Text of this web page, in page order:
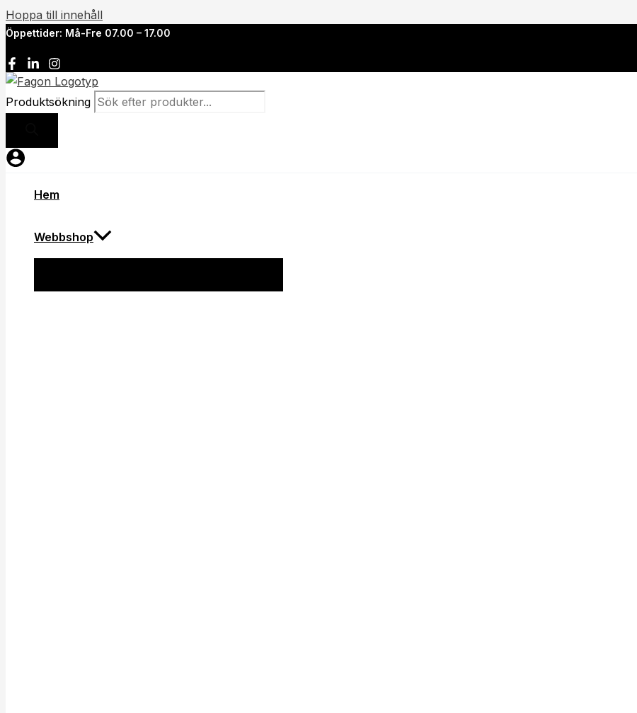
Hoppa till innehåll
Öppettider: Må-Fre 07.00 – 17.00
Produktsökning
Hem
Webbshop